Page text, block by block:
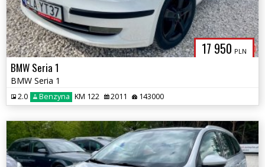
17 950 PLN
BMW Seria 1
BMW Seria 1
2.0 Benzyna KM 122 2011 143000